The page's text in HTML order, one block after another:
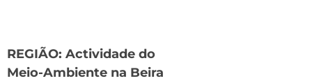
REGIÃO: Actividade do
Meio-Ambiente na Beira